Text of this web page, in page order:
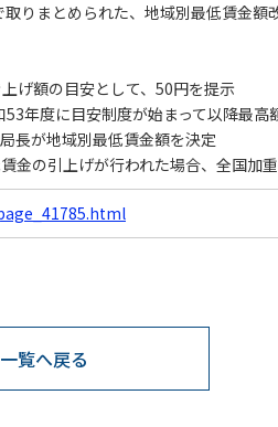
りまとめられた、地域別最低賃金額
げ額の目安として、50円を提示
年度に目安制度が始まって以降最高額
長が地域別最低賃金額を決定
金の引上げが行われた場合、全国加
一覧へ戻る